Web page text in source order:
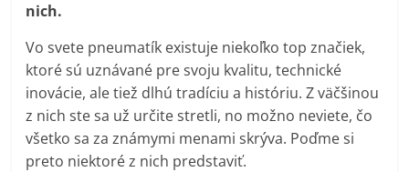
nich.
Vo svete pneumatík existuje niekoľko top značiek,
ktoré sú uznávané pre svoju kvalitu, technické
inovácie, ale tiež dlhú tradíciu a históriu. Z väčšinou
z nich ste sa už určite stretli, no možno neviete, čo
všetko sa za známymi menami skrýva. Poďme si
preto niektoré z nich predstaviť.